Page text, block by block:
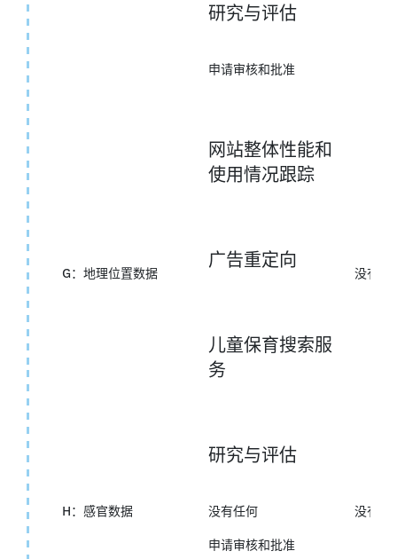
研究与评估
G：地理位置数据
申请审核和批准
网站整体性能和
使用情况跟踪
广告重定向
儿童保育搜索服
务
研究与评估
没有任
H：感官数据 没有任何 没有任
申请审核和批准